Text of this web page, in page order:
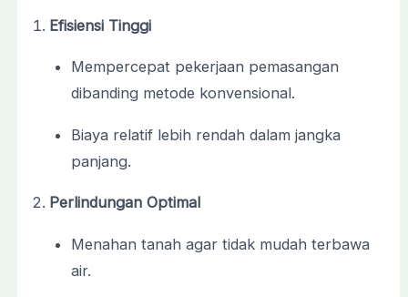
Efisiensi Tinggi
Mempercepat pekerjaan pemasangan
dibanding metode konvensional.
Biaya relatif lebih rendah dalam jangka
panjang.
Perlindungan Optimal
Menahan tanah agar tidak mudah terbawa
air.